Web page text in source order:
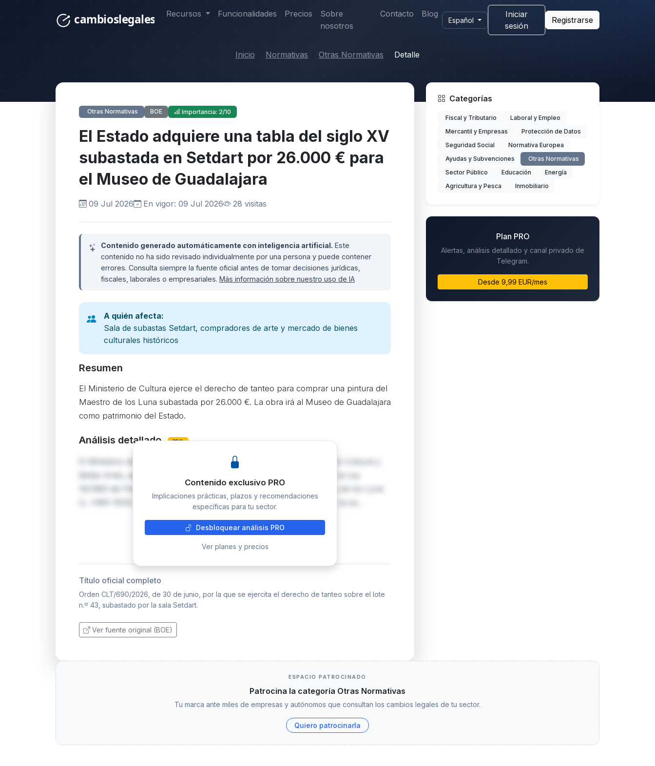
Recursos Funcionalidades Precios
Sobre
nosotros
Contacto Blog
Español
Iniciar
sesión
Registrarse
Inicio Normativas Otras Normativas Detalle
Otras Normativas BOE Importancia: 2/10
El Estado adquiere una tabla del siglo XV
subastada en Setdart por 26.000 € para
el Museo de Guadalajara
09 Jul 2026 En vigor: 09 Jul 2026 28 visitas
Contenido generado automáticamente con inteligencia artificial. Este
contenido no ha sido revisado individualmente por una persona y puede contener
errores. Consulta siempre la fuente oficial antes de tomar decisiones jurídicas,
fiscales, laborales o empresariales. Más información sobre nuestro uso de IA
A quién afecta:
Sala de subastas Setdart, compradores de arte y mercado de bienes
culturales históricos
Resumen
El Ministerio de Cultura ejerce el derecho de tanteo para comprar una pintura del
Maestro de los Luna subastada por 26.000 €. La obra irá al Museo de Guadalajara
como patrimonio del Estado.
Análisis detallado PRO
El Ministerio de Cultura, a través de la Dirección General de Patrimonio Cultural y
Bellas Artes, ejerce el derecho de tanteo previsto en el artículo 38 de la Ley
16/1985 del Patrimonio Histórico Español sobre una tabla del Maestro de los Luna
(c. 1480-1500) titulada 'Virgen con el Niño'. La obra fue subastada en la sa…
Contenido exclusivo PRO
Implicaciones prácticas, plazos y recomendaciones
específicas para tu sector.
Desbloquear análisis PRO
Ver planes y precios
Título oficial completo
Orden CLT/690/2026, de 30 de junio, por la que se ejercita el derecho de tanteo sobre el lote
n.º 43, subastado por la sala Setdart.
Ver fuente original (BOE)
Categorías
Fiscal y Tributario
Laboral y Empleo
Mercantil y Empresas
Protección de Datos
Seguridad Social
Normativa Europea
Ayudas y Subvenciones
Otras Normativas
Sector Público
Educación
Energía
Agricultura y Pesca
Inmobiliario
Plan PRO
Alertas, análisis detallado y canal privado de
Telegram.
Desde 9,99 EUR/mes
ESPACIO PATROCINADO
Patrocina la categoría Otras Normativas
Tu marca ante miles de empresas y autónomos que consultan los cambios legales de tu sector.
Quiero patrocinarla